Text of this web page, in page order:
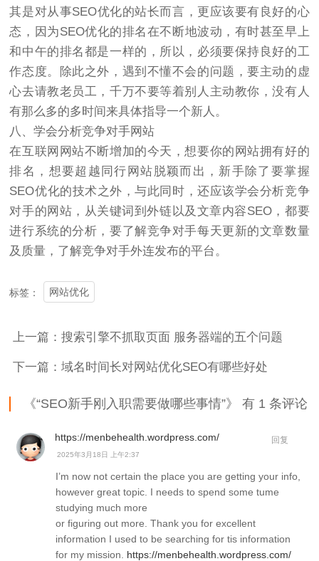
其是对从事SEO优化的站长而言，更应该要有良好的心
态，因为SEO优化的排名在不断地波动，有时甚至早上
和中午的排名都是一样的，所以，必须要保持良好的工
作态度。除此之外，遇到不懂不会的问题，要主动的虚
心去请教老员工，千万不要等着别人主动教你，没有人
有那么多的多时间来具体指导一个新人。
八、学会分析竞争对手网站
在互联网网站不断增加的今天，想要你的网站拥有好的
排名，想要超越同行网站脱颖而出，新手除了要掌握
SEO优化的技术之外，与此同时，还应该学会分析竞争
对手的网站，从关键词到外链以及文章内容SEO，都要
进行系统的分析，要了解竞争对手每天更新的文章数量
及质量，了解竞争对手外连发布的平台。
标签： 网站优化
上一篇：搜索引擎不抓取页面 服务器端的五个问题
下一篇：域名时间长对网站优化SEO有哪些好处
《“SEO新手刚入职需要做哪些事情”》 有 1 条评论
https://menbehealth.wordpress.com/
2025年3月18日 上午2:37
I’m now not certain the place you are getting your info,
however great topic. I needs to spend some tume
studying much more
or figuring out more. Thank you for excellent
information I used to be searching for tis information
for my mission. https://menbehealth.wordpress.com/
回复